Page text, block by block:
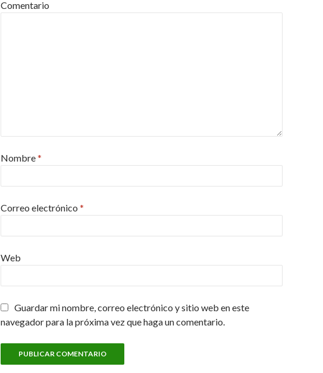
Comentario
Nombre*
Correo electrónico *
Web
Guardar mi nombre, correo electrónico y sitio web en este
navegador para la próxima vez que haga un comentario.